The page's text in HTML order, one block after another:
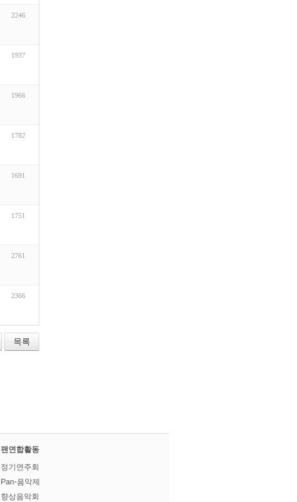
2246
1937
1966
1782
1691
1751
2761
2366
목록
팬연합활동
정기연주회
Pan-음악제
향상음악회